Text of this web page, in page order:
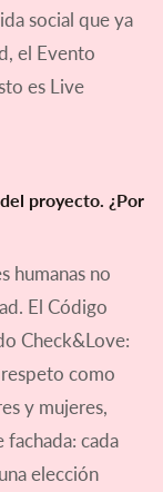
social que ya
el Evento
es Live
proyecto. ¿Por
humanas no
El Código
Check&Love:
como
y mujeres,
cada
elección